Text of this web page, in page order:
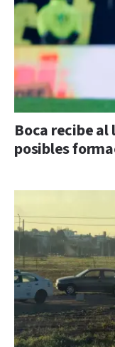
Boca recibe al
posibles